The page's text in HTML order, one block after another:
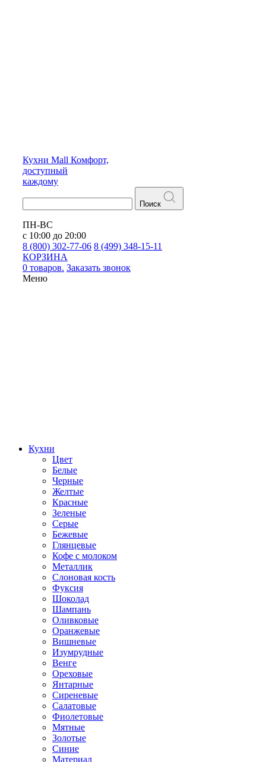
Кухни Mall Комфорт,
доступный
каждому
Поиск
ПН-ВС
с 10:00 до 20:00
8 (800) 302-77-06 8 (499) 348-15-11
КОРЗИНА
0 товаров. Заказать звонок
Меню
Кухни
Цвет
Белые
Черные
Желтые
Красные
Зеленые
Серые
Бежевые
Глянцевые
Кофе с молоком
Металлик
Слоновая кость
Фуксия
Шоколад
Шампань
Оливковые
Оранжевые
Вишневые
Изумрудные
Венге
Ореховые
Янтарные
Сиреневые
Салатовые
Фиолетовые
Мятные
Золотые
Синие
Материал